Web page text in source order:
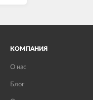
КОМПАНИЯ
О нас
Блог